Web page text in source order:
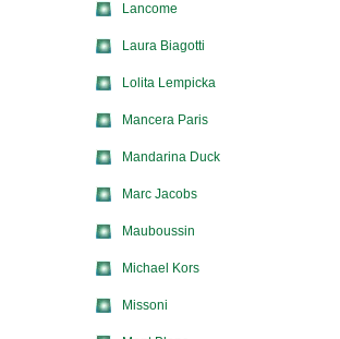
Lancome
Laura Biagotti
Lolita Lempicka
Mancera Paris
Mandarina Duck
Marc Jacobs
Mauboussin
Michael Kors
Missoni